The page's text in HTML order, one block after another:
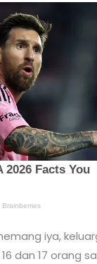
iya,
dan 17 orang